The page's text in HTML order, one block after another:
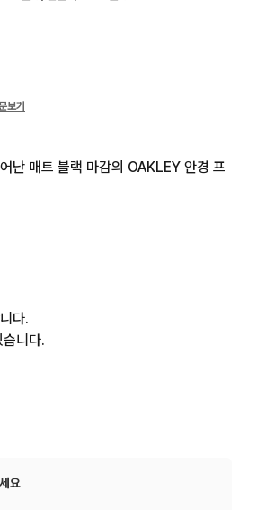
보기
난 매트 블랙 마감의 OAKLEY 안경 프
다.
니다.
요